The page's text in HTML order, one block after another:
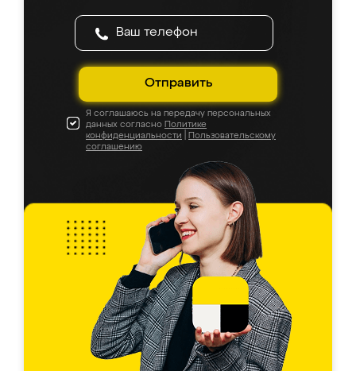
Отправить
Я соглашаюсь на передачу персональных
данных согласно Политике
конфиденциальности
Пользовательскому
соглашению